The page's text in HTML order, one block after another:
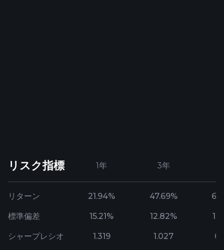
リスク指標 1年 3年
リターン 21.94% 47.69%
標準偏差 15.21% 12.82%
シャープレシオ 1.319 1.027